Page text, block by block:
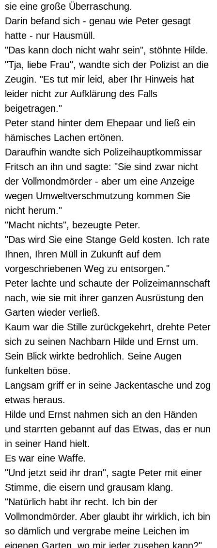
sie eine große Überraschung.
Darin befand sich - genau wie Peter gesagt
hatte - nur Hausmüll.
"Das kann doch nicht wahr sein", stöhnte Hilde.
"Tja, liebe Frau", wandte sich der Polizist an die
Zeugin. "Es tut mir leid, aber Ihr Hinweis hat
leider nicht zur Aufklärung des Falls
beigetragen."
Peter stand hinter dem Ehepaar und ließ ein
hämisches Lachen ertönen.
Daraufhin wandte sich Polizeihauptkommissar
Fritsch an ihn und sagte: "Sie sind zwar nicht
der Vollmondmörder - aber um eine Anzeige
wegen Umweltverschmutzung kommen Sie
nicht herum."
"Macht nichts", bezeugte Peter.
"Das wird Sie eine Stange Geld kosten. Ich rate
Ihnen, Ihren Müll in Zukunft auf dem
vorgeschriebenen Weg zu entsorgen."
Peter lachte und schaute der Polizeimannschaft
nach, wie sie mit ihrer ganzen Ausrüstung den
Garten wieder verließ.
Kaum war die Stille zurückgekehrt, drehte Peter
sich zu seinen Nachbarn Hilde und Ernst um.
Sein Blick wirkte bedrohlich. Seine Augen
funkelten böse.
Langsam griff er in seine Jackentasche und zog
etwas heraus.
Hilde und Ernst nahmen sich an den Händen
und starrten gebannt auf das Etwas, das er nun
in seiner Hand hielt.
Es war eine Waffe.
"Und jetzt seid ihr dran", sagte Peter mit einer
Stimme, die eisern und grausam klang.
"Natürlich habt ihr recht. Ich bin der
Vollmondmörder. Aber glaubt ihr wirklich, ich bin
so dämlich und vergrabe meine Leichen im
eigenen Garten, wo mir jeder zusehen kann?"